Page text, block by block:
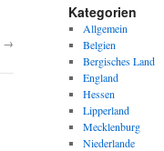
→
Kategorien
Allgemein
Belgien
Bergisches Land
England
Hessen
Lipperland
Mecklenburg
Niederlande